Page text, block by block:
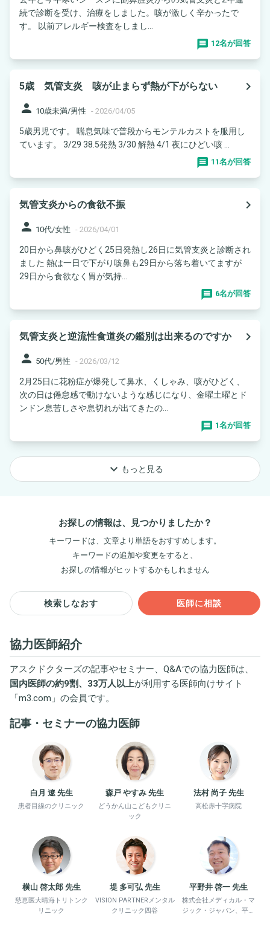
続で診断を受け、治療をしました。咳が激しく辛かったで
す。 以前アレルギー検査をしまし...
12名が回答
5歳 気管支炎 咳が止まらず熱が下がらない
navigate_next
person 10歳未満/男性 - 2026/04/05
5歳男児です。 喘息気味で普段からモンテルカストを服用し
ています。 3/29 38.5発熱 3/30 解熱 4/1 夜にひどい咳 ...
11名が回答
気管支炎からの食欲不振
navigate_next
person 10代/女性 - 2026/04/01
20日から鼻咳がひどく25日発熱し26日に気管支炎と診断され
ました 熱は一日で下がり咳鼻も29日から落ち着いてますが
29日から食欲なく胃が気持...
6名が回答
気管支炎と逆流性食道炎の鑑別は出来るのですか
navigate_next
person 50代/男性 - 2026/03/12
2月25日に花粉症が爆発して鼻水、くしゃみ、咳がひどく、
次の日は倦怠感で動けないような感じになり、金曜土曜とド
ンドン息苦しさや息切れが出てきたの...
1名が回答
keyboard_arrow_down もっと見る
お探しの情報は、見つかりましたか？
キーワードは、文章より単語をおすすめします。
キーワードの追加や変更をすると、
お探しの情報がヒットするかもしれません
検索しなおす 医師に相談
協力医師紹介
アスクドクターズの記事やセミナー、Q&Aでの協力医師は、
国内医師の約9割、33万人以上が利用する医師向けサイト
「m3.com 」の会員です。
記事・セミナーの協力医師
白月 遼 先生
患者目線のクリニック
森戸 やすみ 先生
どうかん山こどもクリニ
ック
法村 尚子 先生
高松赤十字病院
横山 啓太郎 先生
慈恵医大晴海トリトンク
リニック
堤 多可弘 先生
VISION PARTNERメンタル
クリニック四谷
平野井 啓一 先生
株式会社メディカル・マ
ジック・ジャパン、平野